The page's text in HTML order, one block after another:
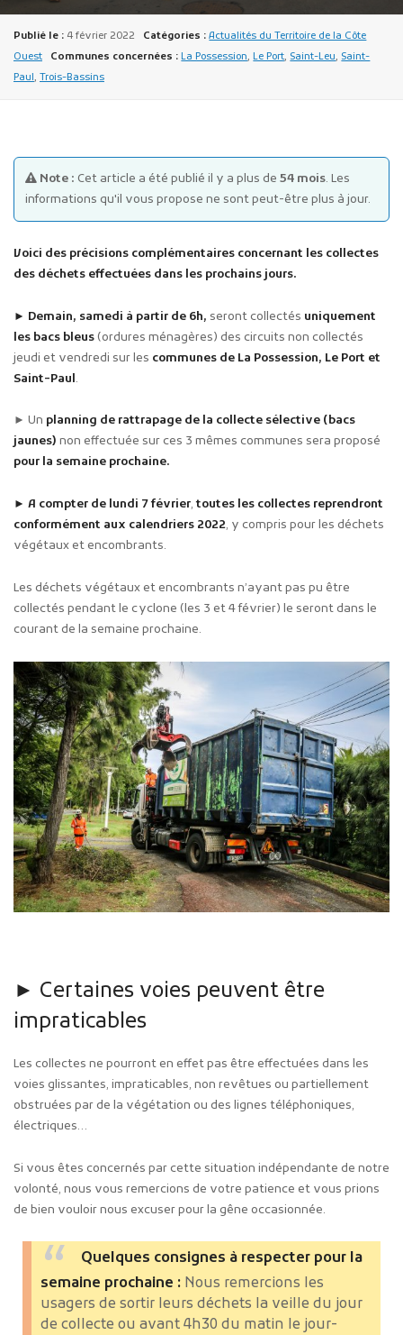
Publicité des actes
Marchés publics
Projets financés par l'Europe
Plans d'accès
Publié le : 4 février 2022 Catégories : Actualités du Territoire de la Côte
Ouest
Communes concernées : La Possession,Le Port, Saint-Leu, Saint-
Paul, Trois-Bassins
Note : Cet article a été publié il y a plus de 54 mois. Les
informations qu'il vous propose ne sont peut-être plus à jour.
Voici des précisions complémentaires concernant les collectes
des déchets effectuées dans les prochains jours.
► Demain, samedi à partir de 6h, seront collectés uniquement
les bacs bleus(ordures ménagères) des circuits non collectés
jeudi et vendredi sur les communes de La Possession, Le Port et
Saint-Paul.
► Un planning de rattrapage de la collecte sélective (bacs
jaunes) non effectuée sur ces 3 mêmes communes sera proposé
pour la semaine prochaine.
► A compter de lundi 7 février,toutes les collectes reprendront
conformément aux calendriers 2022, y compris pour les déchets
végétaux et encombrants.
Les déchets végétaux et encombrants n’ayant pas pu être
collectés pendant le cyclone (les 3 et 4 février) le seront dans le
courant de la semaine prochaine.
► Certaines voies peuvent être
impraticables
Les collectes ne pourront en effet pas être effectuées dans les
voies glissantes, impraticables, non revêtues ou partiellement
obstruées par de la végétation ou des lignes téléphoniques,
électriques…
Si vous êtes concernés par cette situation indépendante de notre
volonté, nous vous remercions de votre patience et vous prions
de bien vouloir nous excuser pour la gêne occasionnée.
Quelques consignes à respecter pour la
semaine prochaine : Nous remercions les
usagers de sortir leurs déchets la veille du jour
de collecte ou avant 4h30 du matin le jour-